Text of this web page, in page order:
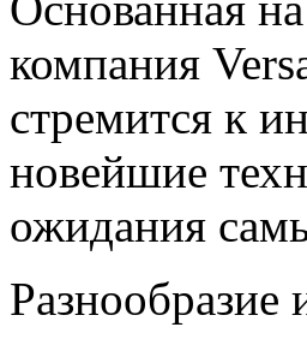
компания
стремится к
новейшие
ожидания
Разнообразие